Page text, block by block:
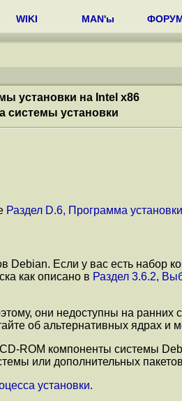
WIKI MAN'ы
установки на Intel x86
системы установки
Раздел D.6, Программа
Если у вас есть набор
как описано в Раздел 3.6.2,
они недоступны на ранних
об альтернативных
ROM компоненты системы
или дополнительных
установки.